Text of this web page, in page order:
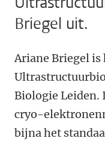
Briegel uit.
Ariane Briegel is
Biologie Leiden.
cryo-
bijna het